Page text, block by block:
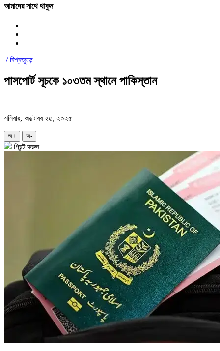
আমাদের সাথে থাকুন
/বিশ্বজুড়ে
পাসপোর্ট সূচকে ১০৩তম স্থানে পাকিস্তান
শনিবার, অক্টোবর ২৫, ২০২৫
অ+ অ-
প্রিন্ট করুন